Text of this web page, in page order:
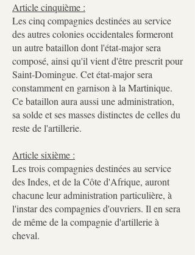
Article cinquième :
Les cinq compagnies destinées au service
des autres colonies occidentales formeront
un autre bataillon dont l'état-major sera
composé, ainsi qu'il vient d'être prescrit pour
Saint-Domingue. Cet état-major sera
constamment en garnison à la Martinique.
Ce bataillon aura aussi une administration,
sa solde et ses masses distinctes de celles du
reste de l'artillerie.
Article sixième :
Les trois compagnies destinées au service
des Indes, et de la Côte d'Afrique, auront
chacune leur administration particulière, à
l'instar des compagnies d'ouvriers. Il en sera
de même de la compagnie d'artillerie à
cheval.